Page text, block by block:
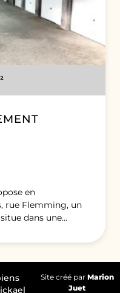
en
rue Flemming, un
dans une...
Site créé par Marion
Juet